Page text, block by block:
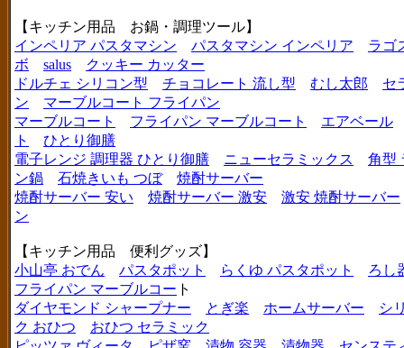
【キッチン用品 お鍋・調理ツール】
インペリア パスタマシン
パスタマシン インペリア
ラゴ
ボ
salus
クッキー カッター
ドルチェ シリコン型
チョコレート 流し型 むし太郎
セ
ン
マーブルコート フライパン
マーブルコート
フライパン マーブルコート
エアベール
ト
ひとり御膳
電子レンジ 調理器 ひとり御膳
ニューセラミックス
角型
ン鍋
石焼きいも つぼ
焼酎サーバー
焼酎サーバー 安い
焼酎サーバー 激安
激安 焼酎サーバー
ン
【キッチン用品 便利グッズ】
小山亭 おでん
パスタポット らくゆ パスタポット
ろし
フライパン マーブルコー ト
ダイヤモンド シャープナー
とぎ楽 ホームサーバー
シ
ク おひつ
おひつ セラミック